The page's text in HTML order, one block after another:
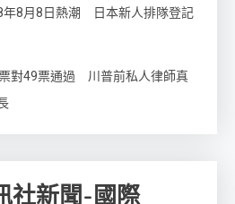
年8月8日熱潮 日本新人排隊登記
對49票通過 川普前私人律師真
社新聞-國際